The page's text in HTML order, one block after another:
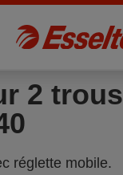
2 trous
réglette mobile.